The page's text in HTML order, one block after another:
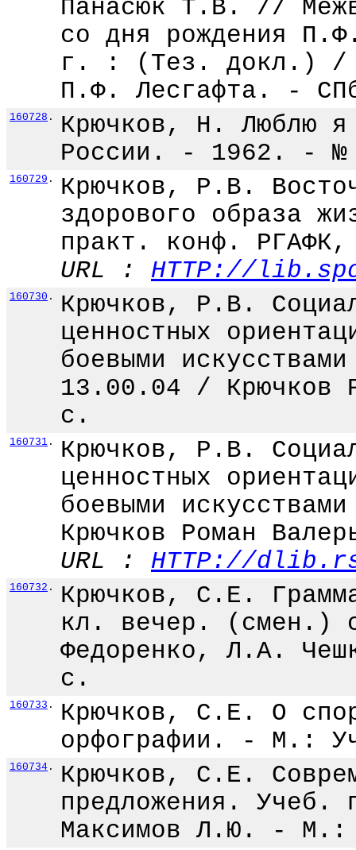
Панасюк Т.В. //
со дня рождения
г. : (Тез. докл.) /
П.Ф. Лесгафта. -
160728 .
Крючков, Н. Люблю
России. - 1962. -
160729 .
Крючков, Р.В.
здорового образа
практ. конф.
URL : HTTP://
160730 .
Крючков, Р.В.
ценностных
боевыми
13.00.04 / Крючков
с.
160731 .
Крючков, Р.В.
ценностных
боевыми
Крючков Роман
URL : HTTP://
160732 .
Крючков, С.Е.
кл. вечер. (смен.)
Федоренко, Л.А.
с.
160733 .
Крючков, С.Е. О
орфографии. - М.:
160734 .
Крючков, С.Е.
предложения.
Максимов Л.Ю. - М.: